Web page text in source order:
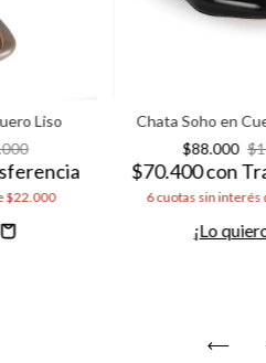
Liso
$22.000
Chata Soho en
$88.000
$70.400con
6 cuotas sin interés
Comprar